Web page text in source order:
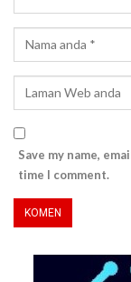
Save my name,
time I comment.